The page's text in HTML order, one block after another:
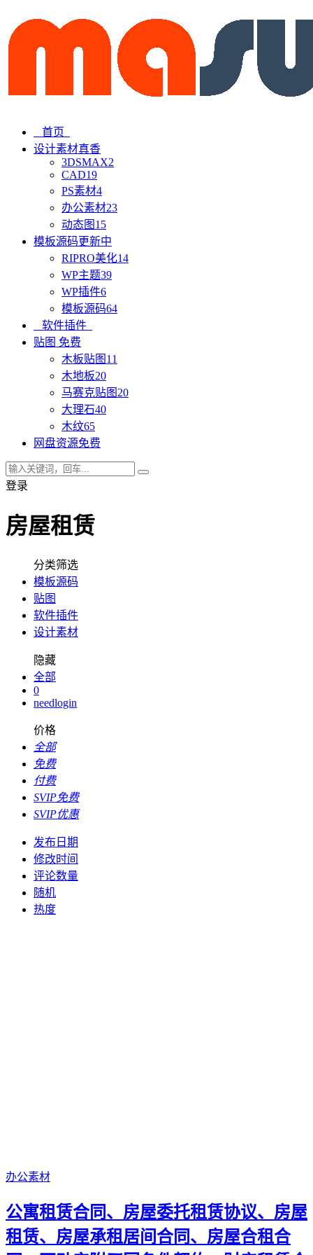
首页
设计素材真香
3DSMAX2
CAD19
PS素材4
办公素材23
动态图 15
模板源码更新中
RIPRO美化14
WP主题39
WP插件6
模板源码64
软件插件
贴图 免费
木板贴图 11
木地板20
马赛克贴图 20
大理石40
木纹65
网盘资源免费
登录
房屋租赁
分类筛选
模板源码
贴图
软件插件
设计素材
隐藏
全部
0
needlogin
价格
全部
免费
付费
SVIP免费
SVIP优惠
发布日期
修改时间
评论数量
随机
热度
办公素材
公寓租赁合同、房屋委托租赁协议、房屋
租赁、房屋承租居间合同、房屋合租合